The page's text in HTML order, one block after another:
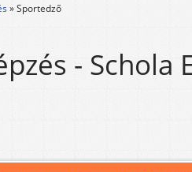
»Sportedző
- Schola